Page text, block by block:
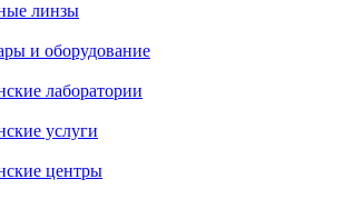
линзы
и оборудование
лаборатории
услуги
центры